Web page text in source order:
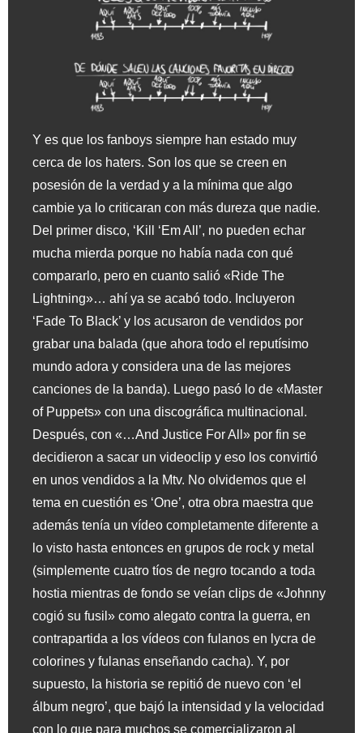
Y es que los fanboys siempre han estado muy
cerca de los haters. Son los que se creen en
posesión de la verdad y a la mínima que algo
cambie ya lo criticaran con más dureza que nadie.
Del primer disco, ‘Kill ‘Em All’, no pueden echar
mucha mierda porque no había nada con qué
compararlo, pero en cuanto salió «Ride The
Lightning»… ahí ya se acabó todo. Incluyeron
‘Fade To Black’ y los acusaron de vendidos por
grabar una balada (que ahora todo el reputísimo
mundo adora y considera una de las mejores
canciones de la banda). Luego pasó lo de «Master
of Puppets» con una discográfica multinacional.
Después, con «…And Justice For All» por fin se
decidieron a sacar un videoclip y eso los convirtió
en unos vendidos a la Mtv. No olvidemos que el
tema en cuestión es ‘One’, otra obra maestra que
además tenía un vídeo completamente diferente a
lo visto hasta entonces en grupos de rock y metal
(simplemente cuatro tíos de negro tocando a toda
hostia mientras de fondo se veían clips de «Johnny
cogió su fusil» como alegato contra la guerra, en
contrapartida a los vídeos con fulanos en lycra de
colorines y fulanas enseñando cacha). Y, por
supuesto, la historia se repitió de nuevo con ‘el
álbum negro’, que bajó la intensidad y la velocidad
con lo que para muchos se comercializaron al